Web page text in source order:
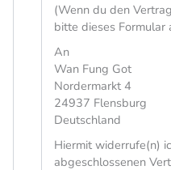
(Wenn du den
bitte dieses Formular
An
Wan Fung Got
Nordermarkt 4
24937 Flensburg
Deutschland
Hiermit widerrufe(n)
abgeschlossenen